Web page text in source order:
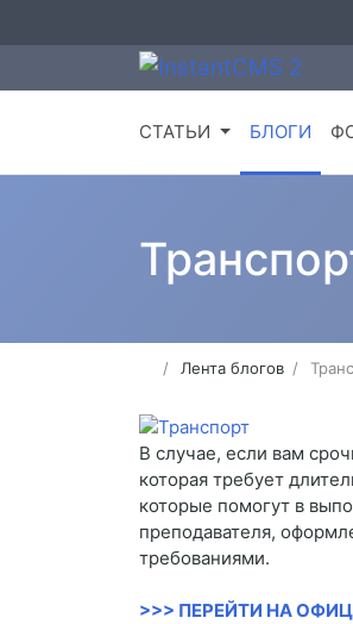
СТАТЬИ БЛОГИ
Лента блогов
В случае, если вам
которая требует
которые помогут в
преподавателя,
требованиями.
>>> ПЕРЕЙТИ НА